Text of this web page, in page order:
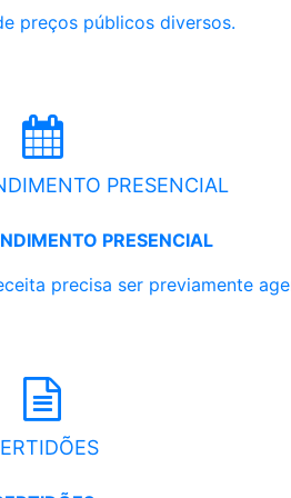
preços públicos diversos.
PRESENCIAL
PRESENCIAL
precisa ser previamente